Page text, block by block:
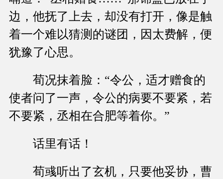
边，他抚了上去，却没有打开，像是触
着一个难以猜测的谜团，因太费解，便
犹豫了心思。
荀况抹着脸：“令公，适才赠食的
使者问了一声，令公的病要不要紧，若
不要紧，丞相在合肥等着你。”
话里有话！
荀彧听出了玄机，只要他妥协，曹